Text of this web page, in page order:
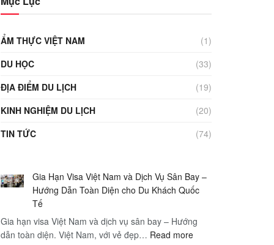
ẨM THỰC VIỆT NAM
(1)
DU HỌC
(33)
ĐỊA ĐIỂM DU LỊCH
(19)
KINH NGHIỆM DU LỊCH
(20)
TIN TỨC
(74)
Gia Hạn Visa Việt Nam và Dịch Vụ Sân Bay –
Hướng Dẫn Toàn Diện cho Du Khách Quốc
Tế
Gia hạn visa Việt Nam và dịch vụ sân bay – Hướng
dẫn toàn diện. Việt Nam, với vẻ đẹp… Read more: